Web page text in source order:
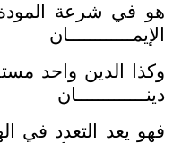
هو في شرعة
الإيمــــــــــــان
وكذا الدين واحد
دينـــــــــــــان
فهو يعد التعدد في